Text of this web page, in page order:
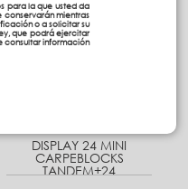
para la que usted da
mientras
o a solicitar su
que podrá ejercitar
consultar información
DISPLAY 24 MINI
CARPEBLOCKS
TANDEM+24